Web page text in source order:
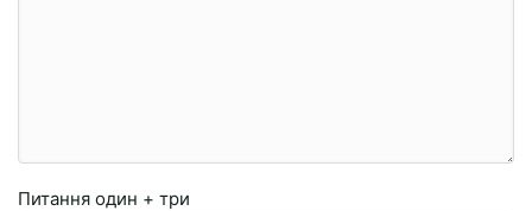
Питання один + три